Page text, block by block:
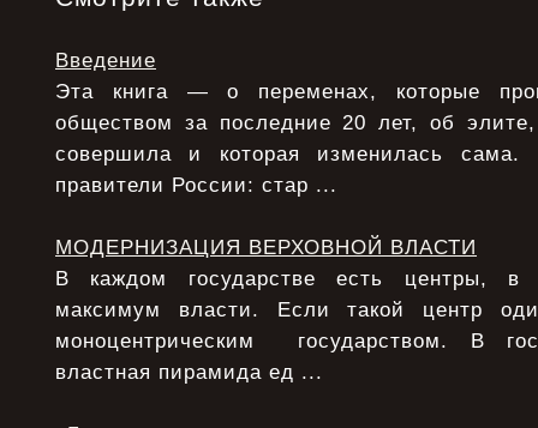
Введение
Эта книга — о переменах, которые
обществом за последние 20 лет, об
совершила и которая изменилась
правители России: стар ...
МОДЕРНИЗАЦИЯ ВЕРХОВНОЙ ВЛАСТИ
В каждом государстве есть центры, в
максимум власти. Если такой центр
моноцентрическим государством. В
властная пирамида ед ...